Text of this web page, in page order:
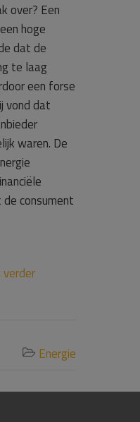
over? Een
hoge
dat de
te laag
een forse
vond dat
waren. De
consument
verder
 Energie